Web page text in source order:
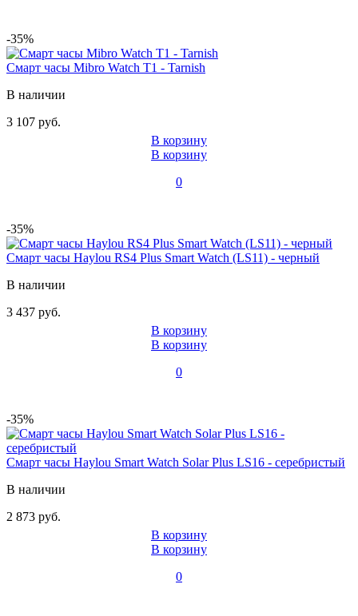
-35%
Смарт часы Mibro Watch T1 - Tarnish
В наличии
3 107 руб.
В корзину
В корзину
0
-35%
Смарт часы Haylou RS4 Plus Smart Watch (LS11) - черный
В наличии
3 437 руб.
В корзину
В корзину
0
-35%
Смарт часы Haylou Smart Watch Solar Plus LS16 - серебристый
В наличии
2 873 руб.
В корзину
В корзину
0